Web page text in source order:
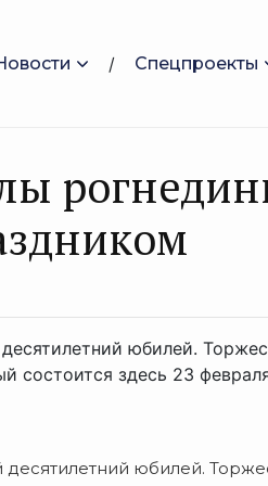
Спецпроекты
юбилей.
состоится здесь 23
юбилей.